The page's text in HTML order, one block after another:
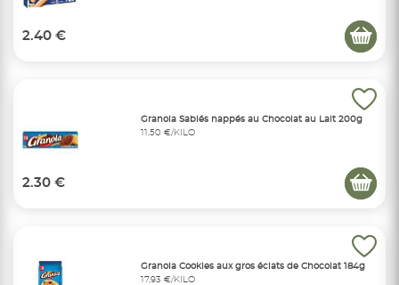
2.40 €
Granola Sablés nappés au Chocolat au Lait 200g
11,50 €/KILO
2.30 €
Granola Cookies aux gros éclats de Chocolat 184g
17,93 €/KILO